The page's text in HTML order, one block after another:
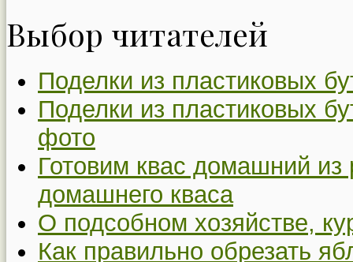
Выбор читателей
Поделки из пластиковых
Поделки из пластиковых
фото
Готовим квас домашний
домашнего кваса
О подсобном хозяйстве,
Как правильно обрезать